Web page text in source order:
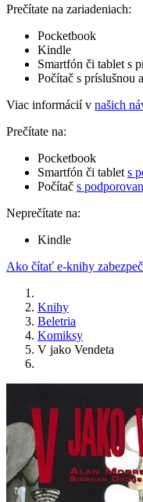
Prečítate na zariadeniach:
Pocketbook
Kindle
Smartfón či tablet s
Počítač s príslušnou
Viac informácií v našich
Prečítate na:
Pocketbook
Smartfón či tablet s
Počítač s
Neprečítate na:
Kindle
Ako čítať e-knihy
Knihy
Beletria
Komiksy
V jako Vendeta